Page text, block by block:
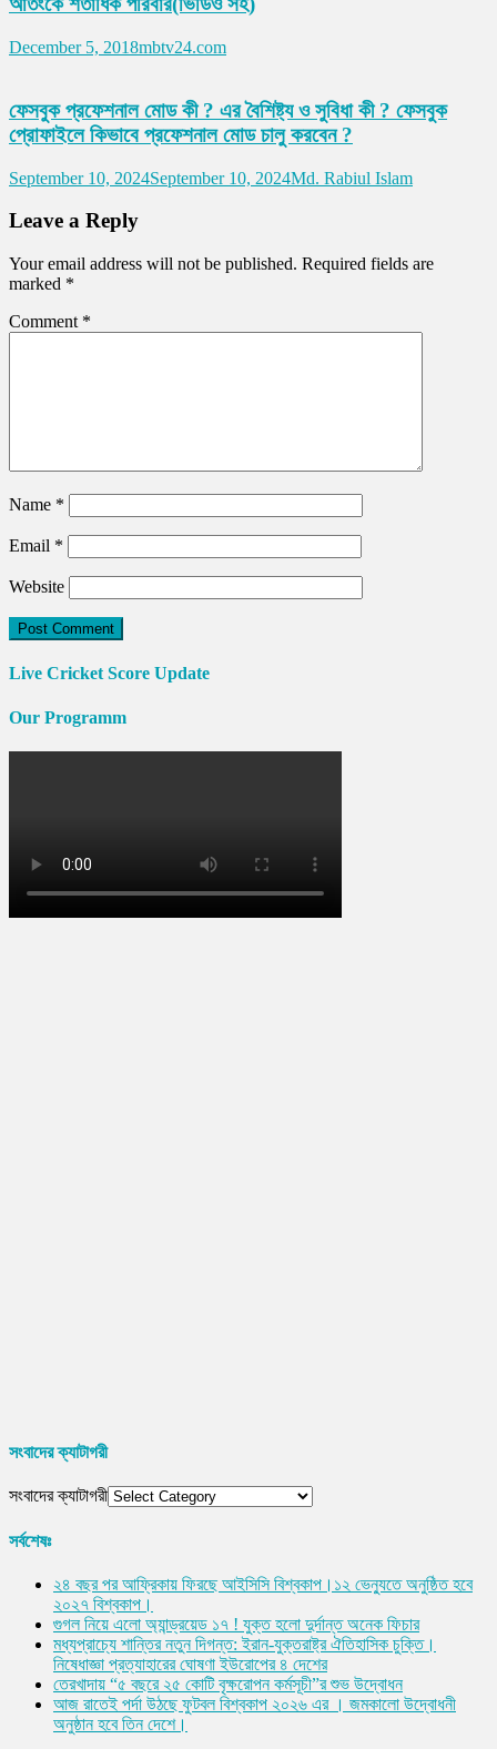
December 5, 2018mbtv24.com
ফেসবুক প্রফেশনাল মোড কী ? এর বৈশিষ্ট্য ও সুবিধা কী ? ফেসবুক
প্রোফাইলে কিভাবে প্রফেশনাল মোড চালু করবেন ?
September 10, 2024September 10, 2024Md. Rabiul Islam
Leave a Reply
Your email address will not be published. Required fields are
marked *
Comment *
Name *
Email *
Website
Live Cricket Score Update
Our Programm
সংবাদের ক্যাটাগরী
সংবাদের ক্যাটাগরী
সর্বশেষঃ
২৪ বছর পর আফ্রিকায় ফিরছে আইসিসি বিশ্বকাপ।১২ ভেন্যুতে অনুষ্ঠিত হবে
২০২৭ বিশ্বকাপ।
গুগল নিয়ে এলো অ্যান্ড্রয়েড ১৭ ! যুক্ত হলো দুর্দান্ত অনেক ফিচার
মধ্যপ্রাচ্যে শান্তির নতুন দিগন্ত: ইরান-যুক্তরাষ্ট্র ঐতিহাসিক চুক্তি।
নিষেধাজ্ঞা প্রত্যাহারের ঘোষণা ইউরোপের ৪ দেশের
তেরখাদায় “৫ বছরে ২৫ কোটি বৃক্ষরোপন কর্মসূচী”র শুভ উদ্বোধন
আজ রাতেই পর্দা উঠছে ফুটবল বিশ্বকাপ ২০২৬ এর । জমকালো উদ্বোধনী
অনুষ্ঠান হবে তিন দেশে।